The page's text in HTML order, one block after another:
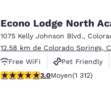
Econo Lodge North
1075 Kelly Johnson Blvd.,
12.58 km de Colorado Springs,
Free WiFi
Pet Friendly
3.04 étoiles. Moyen. 1312
3.0Moyen(1 312)